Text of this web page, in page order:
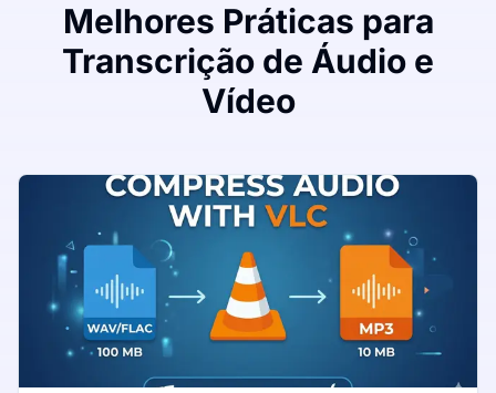
Melhores Práticas para
Transcrição de Áudio e
Vídeo